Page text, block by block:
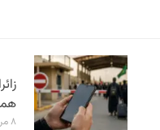
۸ مرداد ۱۴۰۵